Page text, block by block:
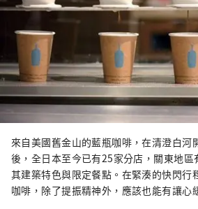
來自美國舊金山的藍瓶咖啡，在清澄白河
後，全日本至今已有25家分店，關東地
其建築特色與限定餐點。在緊湊的快閃行
咖啡，除了提振精神外，應該也能有讓心